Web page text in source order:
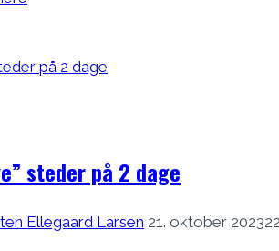
stop
steder på 2 dage
Ellegaard Larsen 21. oktober 2023